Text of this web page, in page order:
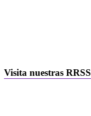
Visita nuestras RRSS